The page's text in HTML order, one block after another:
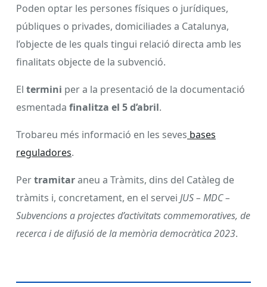
Poden optar les persones físiques o jurídiques,
públiques o privades, domiciliades a Catalunya,
l’objecte de les quals tingui relació directa amb les
finalitats objecte de la subvenció.
El termini per a la presentació de la documentació
esmentada finalitza el 5 d’abril.
Trobareu més informació en les seves bases
reguladores.
Pertramitaraneu a Tràmits, dins del Catàleg de
tràmits i, concretament, en el servei JUS – MDC –
Subvencions a projectes d’activitats commemoratives, de
recerca i de difusió de la memòria democràtica 2023.